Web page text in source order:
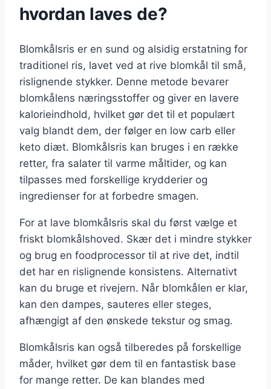
hvordan laves de?
Blomkålsris er en sund og alsidig erstatning for
traditionel ris, lavet ved at rive blomkål til små,
rislignende stykker. Denne metode bevarer
blomkålens næringsstoffer og giver en lavere
kalorieindhold, hvilket gør det til et populært
valg blandt dem, der følger en low carb eller
keto diæt. Blomkålsris kan bruges i en række
retter, fra salater til varme måltider, og kan
tilpasses med forskellige krydderier og
ingredienser for at forbedre smagen.
For at lave blomkålsris skal du først vælge et
friskt blomkålshoved. Skær det i mindre stykker
og brug en foodprocessor til at rive det, indtil
det har en rislignende konsistens. Alternativt
kan du bruge et rivejern. Når blomkålen er klar,
kan den dampes, sauteres eller steges,
afhængigt af den ønskede tekstur og smag.
Blomkålsris kan også tilberedes på forskellige
måder, hvilket gør dem til en fantastisk base
for mange retter. De kan blandes med